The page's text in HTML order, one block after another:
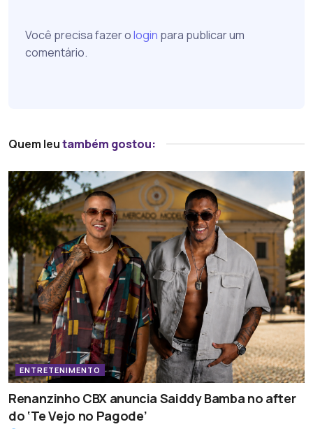
Você precisa fazer ologin para publicar um
comentário.
Quem leutambém gostou:
ENTRETENIMENTO
Renanzinho CBX anuncia Saiddy Bamba no after
do ‘Te Vejo no Pagode’